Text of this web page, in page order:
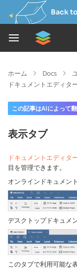
Back
ホーム Docs
ドキュメントエディタ
この記事はAIによって
表示タブ
ドキュメントエディタ
目を管理できます。
オンラインドキュメン
デスクトップドキュメ
このタブで利用可能な